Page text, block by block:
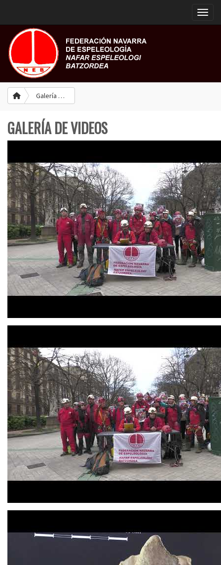
Galería de Videos
GALERÍA DE VIDEOS